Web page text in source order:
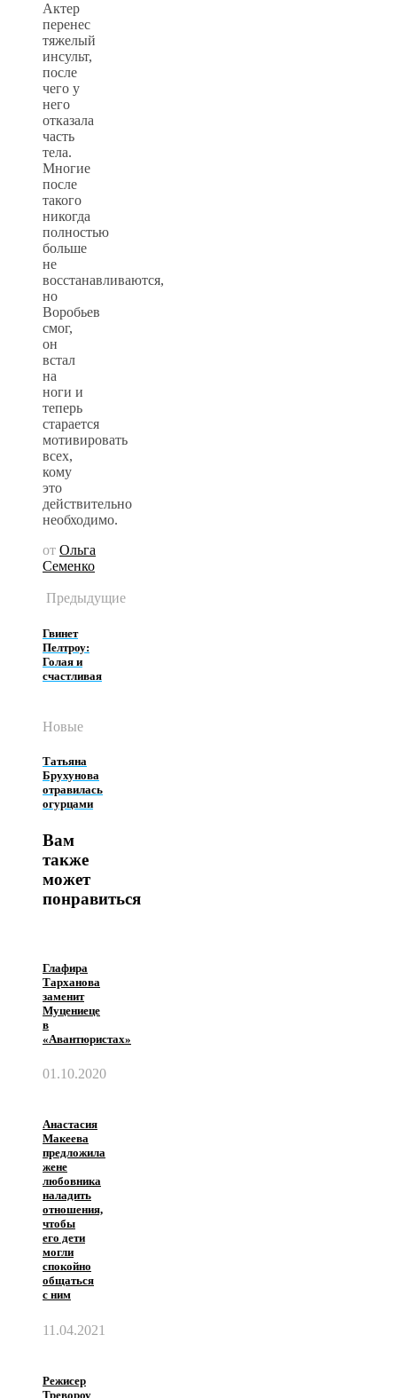
Актер
перенес
тяжелый
инсульт,
после
чего у
него
отказала
часть
тела.
Многие
после
такого
никогда
полностью
больше
не
восстанавливаются,
но
Воробьев
смог,
он
встал
на
ноги и
теперь
старается
мотивировать
всех,
кому
это
действительно
необходимо.
от Ольга
Семенко
Предыдущие
Гвинет
Пелтроу:
Голая и
счастливая
Новые
Татьяна
Брухунова
отравилась
огурцами
Вам
также
может
понравиться
Глафира
Тарханова
заменит
Муцениеце
в
«Авантюристах»
01.10.2020
Анастасия
Макеева
предложила
жене
любовника
наладить
отношения,
чтобы
его дети
могли
спокойно
общаться
с ним
11.04.2021
Режисер
Тревороу